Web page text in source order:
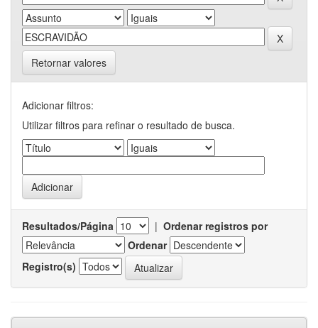
Retornar valores
Adicionar filtros:
Utilizar filtros para refinar o resultado de busca.
Resultados/Página | Ordenar registros por
Ordenar
Registro(s)